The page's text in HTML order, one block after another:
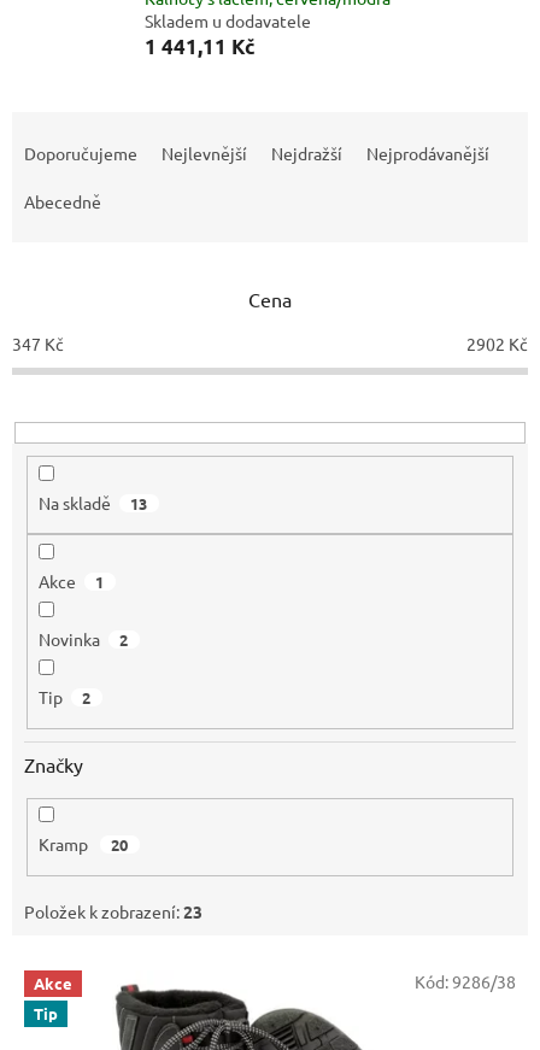
Skladem u dodavatele
1 441,11 Kč
o
d
k
t
Doporučujeme Nejlevnější Nejdražší Nejprodávanější
Abecedně
Cena
347 Kč 2902 Kč
Na skladě 13
Akce 1
Novinka 2
Tip 2
Značky
Kramp 20
Položek k zobrazení:23
V
p
Akce
Tip
Kód:9286/38